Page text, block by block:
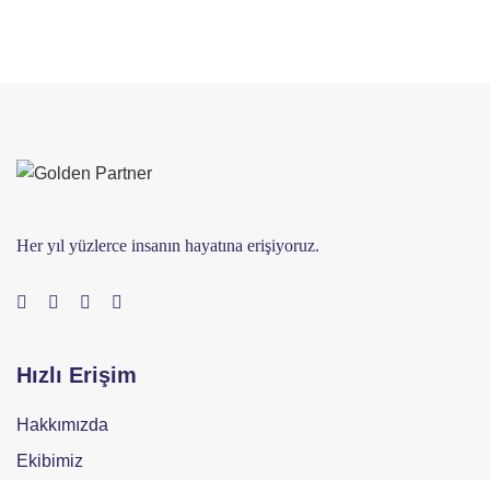
Her yıl yüzlerce insanın hayatına erişiyoruz.
Hızlı Erişim
Hakkımızda
Ekibimiz